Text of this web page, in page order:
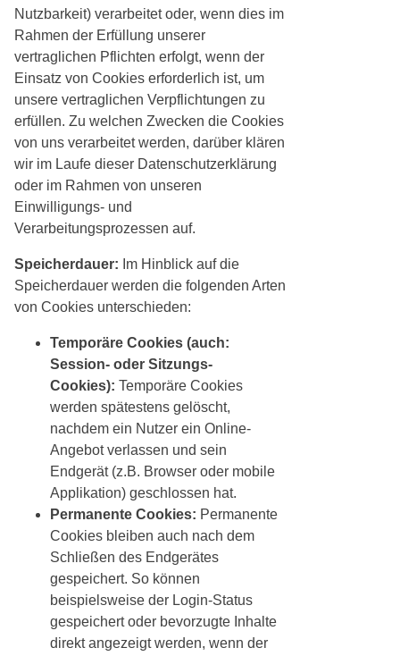
Nutzbarkeit) verarbeitet oder, wenn dies im
Rahmen der Erfüllung unserer
vertraglichen Pflichten erfolgt, wenn der
Einsatz von Cookies erforderlich ist, um
unsere vertraglichen Verpflichtungen zu
erfüllen. Zu welchen Zwecken die Cookies
von uns verarbeitet werden, darüber klären
wir im Laufe dieser Datenschutzerklärung
oder im Rahmen von unseren
Einwilligungs- und
Verarbeitungsprozessen auf.
Speicherdauer: Im Hinblick auf die
Speicherdauer werden die folgenden Arten
von Cookies unterschieden:
Temporäre Cookies (auch:
Session- oder Sitzungs-
Cookies): Temporäre Cookies
werden spätestens gelöscht,
nachdem ein Nutzer ein Online-
Angebot verlassen und sein
Endgerät (z.B. Browser oder mobile
Applikation) geschlossen hat.
Permanente Cookies: Permanente
Cookies bleiben auch nach dem
Schließen des Endgerätes
gespeichert. So können
beispielsweise der Login-Status
gespeichert oder bevorzugte Inhalte
direkt angezeigt werden, wenn der